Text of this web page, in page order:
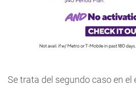
Se trata del segundo caso en